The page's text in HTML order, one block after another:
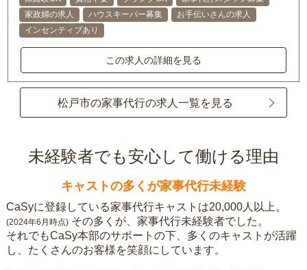
家政婦の求人
ハウスキーパー募集
お手伝いさんの求人
インセンティブあり
この求人の詳細を見る
松戸市の家事代行の求人一覧を見る
未経験者でも安心して働ける理由
キャストの多くが家事代行未経験
CaSyに登録している家事代行キャストは20,000人以上。
(2024年6月時点) その多くが、家事代行未経験者でした。
それでもCaSy本部のサポートの下、多くのキャストが活躍
し、たくさんのお客様を笑顔にしています。